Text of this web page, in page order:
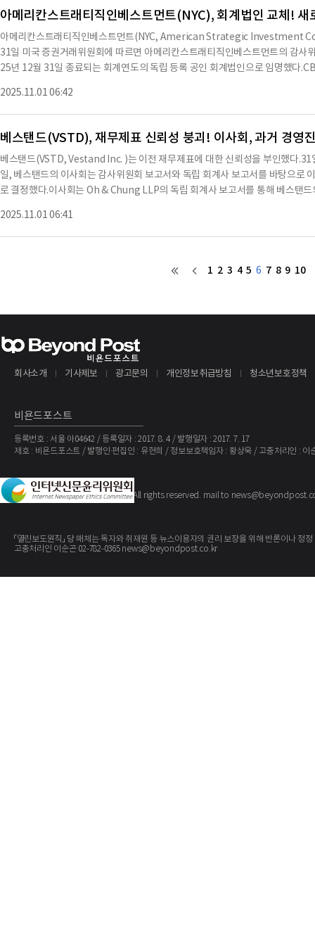
치지 않는다.GT는 2023년 및 2024년 12월 31일 종료된 회계연도에 대한 코그
견 면제, 불확실성, 감사 범위 또는 회계 원칙에 대한 수정이 없었다.또한,
중간 기간 동안, 코그넥스와 GT 간에 회계 원칙이나 관행, 재무제표 공시, 감사
서에 언급될 만한 사항이 없었다.코그넥스는 GT에게 위의 진술에 동의하는지
을 요청했다.GT의 서신 사본은 2025년 11월 3일자로 작성되었으며, 이 Form
로 고려되었다.결론지은
아메리칸스트래티직인베스트먼트(NYC), 회계법인 교체! 새
아메리칸스트래티직인베스트먼트(NYC, American Strategic Investment
31일 미국 증권거래위원회에 따르면 아메리칸스트래티직인베스트먼트의 감
25년 12월 31일 종료되는 회계연도의 독립 등록 공인 회계법인으로 임명했다
계연도의 독립 등록 공인 회계법인으로 CBIZ CPAs를 임명했으며, 이는 2025
년 12월 31일 종료된 2년 동안 및 CBIZ CPAs가 아메리칸스트래티직인베스트
중간 기간 동안, 아메리칸스트래티직인베스트먼트 또는 그 대리인은 CBIZ
나 제안된 거래를 포함하며, 아메리칸스트래티직인베스트먼트의 재무제표에
칸스트래티직인베스트먼트의 회계, 감사 또는 재무 보고 문제에 대한 결정을 내
언이 제공되지 않았다.1934년 증권 거래법의 요구 사항에 따라, 아메리칸스트
한이 있는 자에 의해 적법하게 서명됐다.날짜: 2025년 10월 31일, 서명: /s/
2025.11.01 06:42
베스탠드(VSTD), 재무제표 신뢰성 붕괴! 이사회, 과거 경영
베스탠드(VSTD, Vestand Inc. )는 이전 재무제표에 대한 신뢰성을 부인했다
일, 베스탠드의 이사회는 감사위원회 보고서와 독립 회계사 보고서를 바탕으로
로 결정했다.이사회는 Oh & Chung LLP의 독립 회계사 보고서를 통해 베스탠
22년 및 2021년 12월 31일 종료된 감사된 연결 재무제표, 2023년 및 2022년 3
무제표, 2023년 및 2022년 6월 30일 종료된 3개월 및 6개월 동안의 감사되지
2023년 3월 31일 종료된 3개월 동안의 감사되지 않은 연결 재무제표, 2024년
2025년 및 2024년 6월 30일 종료된 3개월 및 6개월 동안의 감사되지 않은 연결
한 조사를 위해 Oh & Chung을 고용했다.2025년 10월 21일, Oh & Chung은
2025.11.01 06:41
1 2 3 4 5 6 7 8 9 10
회사소개 기사제보 광고문의 개인정보취급방침 청소년보호정책
비욘드포스트
등록번호 : 서울 아04642 / 등록일자 : 2017. 8. 4 / 발행일자 : 2017. 7. 17
제호 : 비욘드포스트 / 발행인·편집인 : 유현희 / 정보보호책임자 : 황상욱 / 고충처리인 : 이
Copyright ©The BeyondPost. All rights reserved. mail to
「열린보도원칙」 당 매체는 독자와 취재원 등 뉴스이용자의 권리 보장을 위해 반론이나
고충처리인 이순곤 02-782-0365 news@beyondpost.co.kr